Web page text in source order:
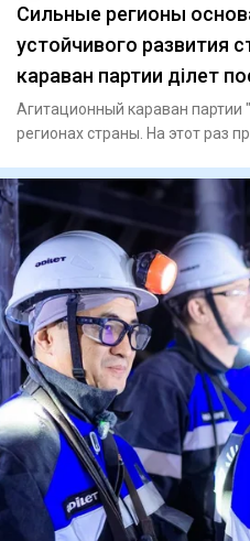
Сильные регионы
устойчивого развития
караван партии Әділет
район
Агитационный караван партии
регионах страны. На этот раз